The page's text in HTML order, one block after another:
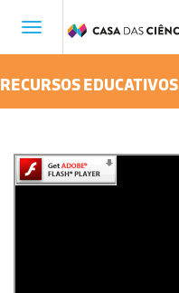
Toggle
RECURSOS EDUCATIVOS